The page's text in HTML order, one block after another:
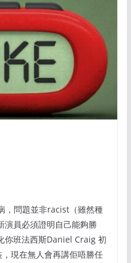
，問題並非racist（雖然種
演員必須證明自己能夠勝
你班法西斯Daniel Craig 初
現在無人會再講佢唔勝任